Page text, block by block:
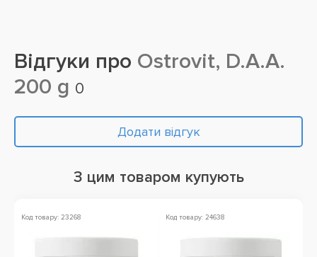
Відгуки про Ostrovit, D.A.A.
200 g 0
Додати відгук
З цим товаром купують
Код товару: 23268 Код товару: 24638